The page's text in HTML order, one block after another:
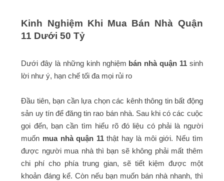
Kinh Nghiệm Khi Mua Bán Nhà Quận
11 Dưới 50 Tỷ
Dưới đây là những kinh nghiệm bán nhà quận 11sinh
lời như ý, hạn chế tối đa mọi rủi ro
Đầu tiên, bạn cần lựa chọn các kênh thông tin bất động
sản uy tín để đăng tin rao bán nhà. Sau khi có các cuộc
gọi đến, bạn cần tìm hiểu rõ đó liệu có phải là người
muốn mua nhà quận 11thật hay là môi giới. Nếu tìm
được người mua nhà thì bạn sẽ không phải mất thêm
chi phí cho phía trung gian, sẽ tiết kiệm được một
khoản đáng kể. Còn nếu bạn muốn bán nhà nhanh, thì